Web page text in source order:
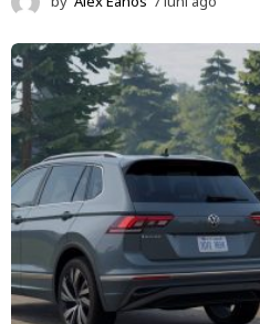
u
n
i
a
g
o